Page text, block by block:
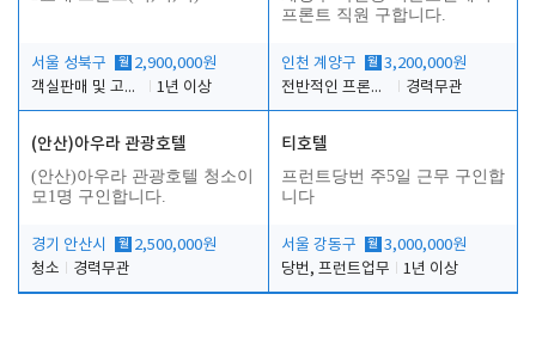
서울 성북구 월 2,900,000원
객실판매 및 고객응대
1년 이상
프론트 직원 구합니다.
인천 계양구 월 3,200,000원
전반적인 프론트 업무
경력무관
(안산)아우라 관광호텔
(안산)아우라 관광호텔 청소이
모1명 구인합니다.
경기 안산시 월 2,500,000원
청소
경력무관
티호텔
프런트당번 주5일 근무 구인합
니다
서울 강동구 월 3,000,000원
당번, 프런트업무
1년 이상